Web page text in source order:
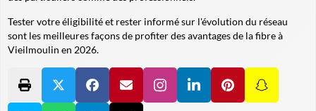
Tester votre éligibilité et rester informé sur l'évolution du réseau
sont les meilleures façons de profiter des avantages de la fibre à
Vieilmoulin en 2026.